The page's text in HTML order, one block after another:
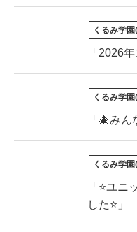
くるみ学
「2026
くるみ学
「🎄み
くるみ学
「⭐ユ
した⭐」